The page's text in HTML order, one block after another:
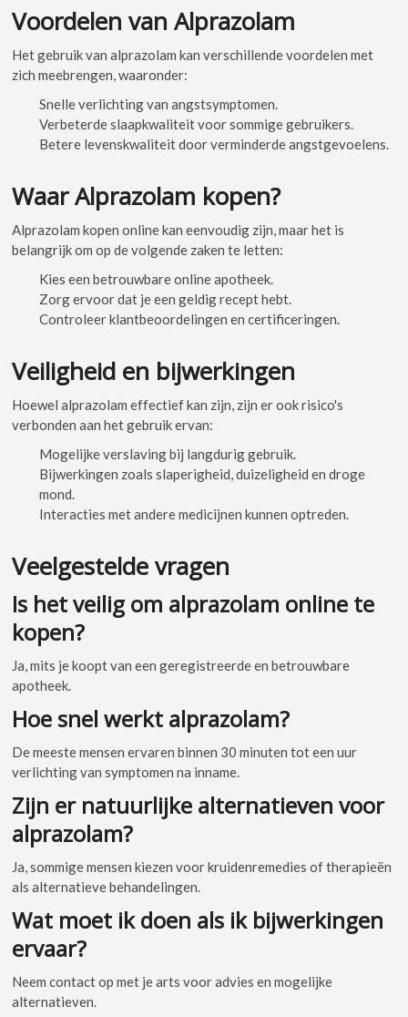
Voordelen van Alprazolam
Het gebruik van alprazolam kan verschillende voordelen met
zich meebrengen, waaronder:
Snelle verlichting van angstsymptomen.
Verbeterde slaapkwaliteit voor sommige gebruikers.
Betere levenskwaliteit door verminderde angstgevoelens.
Waar Alprazolam kopen?
Alprazolam kopen online kan eenvoudig zijn, maar het is
belangrijk om op de volgende zaken te letten:
Kies een betrouwbare online apotheek.
Zorg ervoor dat je een geldig recept hebt.
Controleer klantbeoordelingen en certificeringen.
Veiligheid en bijwerkingen
Hoewel alprazolam effectief kan zijn, zijn er ook risico's
verbonden aan het gebruik ervan:
Mogelijke verslaving bij langdurig gebruik.
Bijwerkingen zoals slaperigheid, duizeligheid en droge
mond.
Interacties met andere medicijnen kunnen optreden.
Veelgestelde vragen
Is het veilig om alprazolam online te
kopen?
Ja, mits je koopt van een geregistreerde en betrouwbare
apotheek.
Hoe snel werkt alprazolam?
De meeste mensen ervaren binnen 30 minuten tot een uur
verlichting van symptomen na inname.
Zijn er natuurlijke alternatieven voor
alprazolam?
Ja, sommige mensen kiezen voor kruidenremedies of therapieën
als alternatieve behandelingen.
Wat moet ik doen als ik bijwerkingen
ervaar?
Neem contact op met je arts voor advies en mogelijke
alternatieven.